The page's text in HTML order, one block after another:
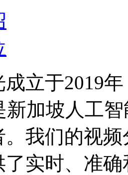
立于2019
新加坡人工
我们的视
实时、准